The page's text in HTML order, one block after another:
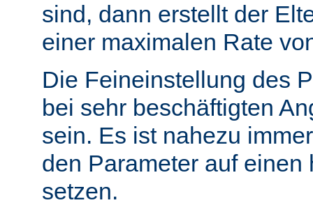
sind, dann erstellt der
einer maximalen Rate
Die Feineinstellung des
bei sehr beschäftigten
sein. Es ist nahezu
den Parameter auf einen
setzen.